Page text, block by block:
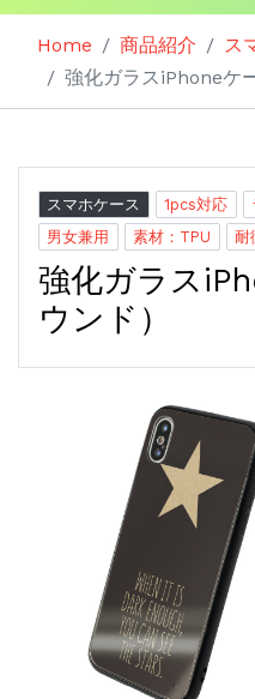
Home 商品紹介
ス
強化ガラスiPhoneケ
スマホケース 1pcs対応
男女兼用
素材：TPU 耐
強化ガラス
ウンド）